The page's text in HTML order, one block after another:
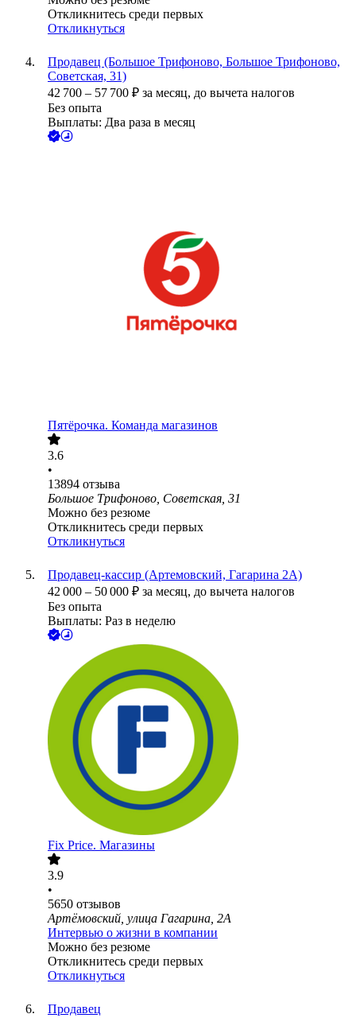
Откликнитесь среди первых
Откликнуться
Продавец (Большое Трифоново, Большое Трифоново,
Советская, 31)
42 700 – 57 700 ₽ за месяц, до вычета налогов
Без опыта
Выплаты: Два раза в месяц
Пятёрочка. Команда магазинов
3.6
•
13894 отзыва
Большое Трифоново, Советская, 31
Можно без резюме
Откликнитесь среди первых
Откликнуться
Продавец-кассир (Артемовский, Гагарина 2А)
42 000 – 50 000 ₽ за месяц, до вычета налогов
Без опыта
Выплаты: Раз в неделю
Fix Price. Магазины
3.9
•
5650 отзывов
Артёмовский, улица Гагарина, 2А
Интервью о жизни в компании
Можно без резюме
Откликнитесь среди первых
Откликнуться
Продавец